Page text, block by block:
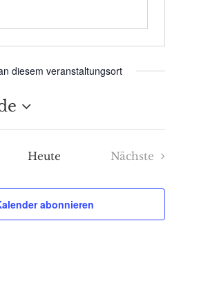
diesem veranstaltungsort
Heute
Nächste
abonnieren